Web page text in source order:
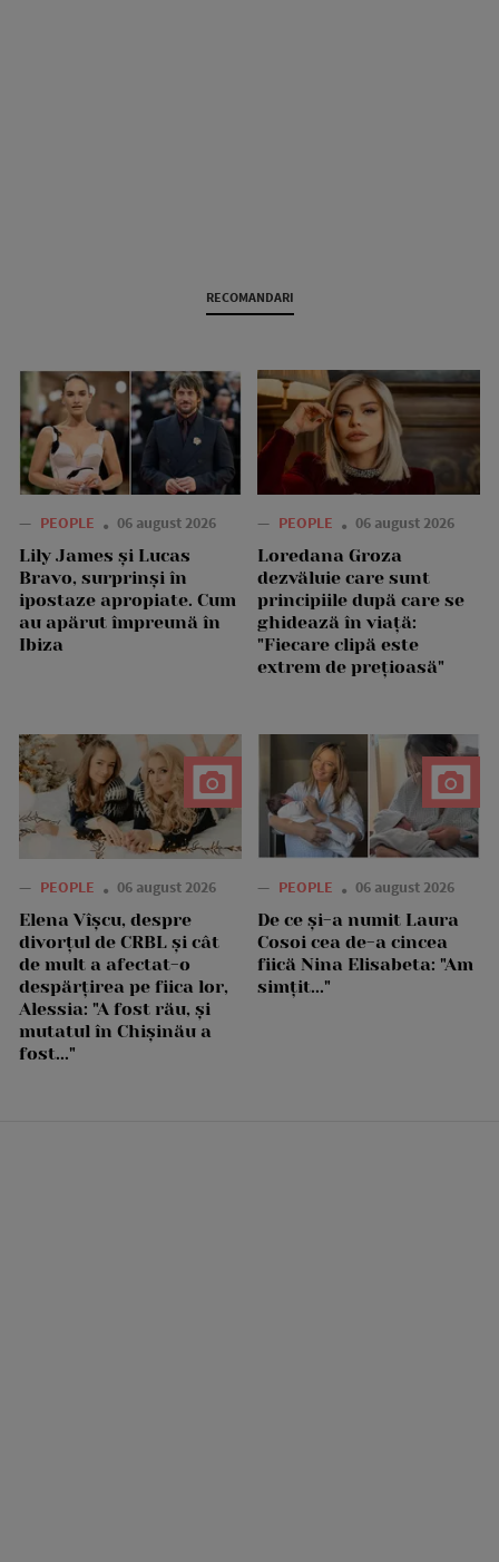
RECOMANDARI
— PEOPLE 06 august 2026
Lily James și Lucas
Bravo, surprinși în
ipostaze apropiate. Cum
au apărut împreună în
Ibiza
— PEOPLE 06 august 2026
Loredana Groza
dezvăluie care sunt
principiile după care se
ghidează în viață:
"Fiecare clipă este
extrem de prețioasă"
— PEOPLE 06 august 2026
Elena Vîșcu, despre
divorțul de CRBL și cât
de mult a afectat-o
despărțirea pe fiica lor,
Alessia: "A fost rău, și
mutatul în Chișinău a
fost..."
— PEOPLE 06 august 2026
De ce și-a numit Laura
Cosoi cea de-a cincea
fiică Nina Elisabeta: "Am
simțit..."